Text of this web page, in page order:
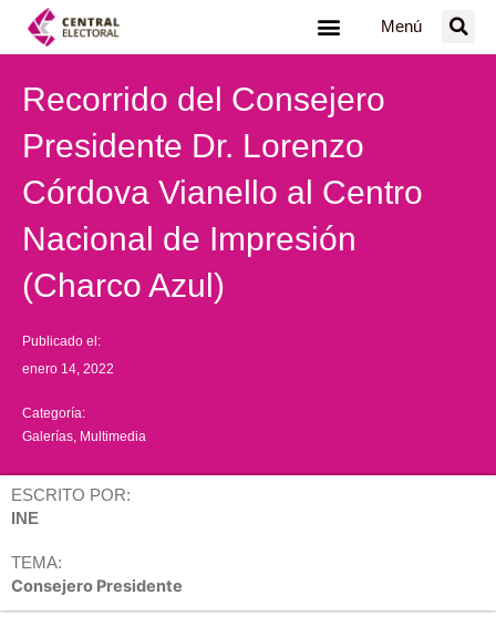
Menú
Recorrido del Consejero
Presidente Dr. Lorenzo
Córdova Vianello al Centro
Nacional de Impresión
(Charco Azul)
Publicado el:
enero 14, 2022
Categoría:
Galerías Multimedia
ESCRITO POR:
INE
TEMA:
Consejero Presidente